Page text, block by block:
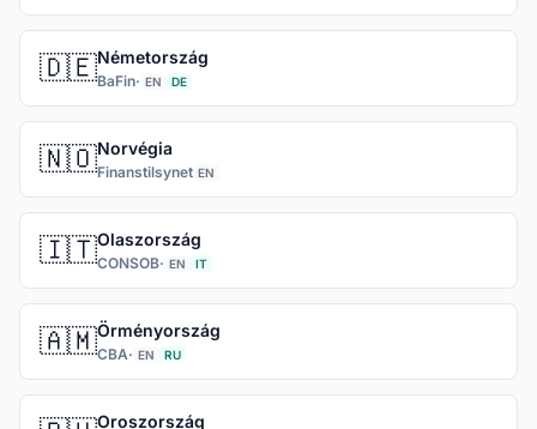
🇩🇪Németország
BaFin· EN DE
🇳🇴Norvégia
Finanstilsynet EN
🇮🇹Olaszország
CONSOB· EN IT
🇦🇲Örményország
CBA· EN RU
Oroszország